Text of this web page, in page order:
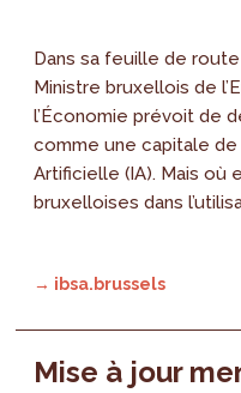
Dans sa feuille de
Ministre bruxellois de
l’Économie prévoit de
comme une capitale de
Artificielle (IA). Mais où
bruxelloises dans
→ ibsa.brussels
Mise à jour